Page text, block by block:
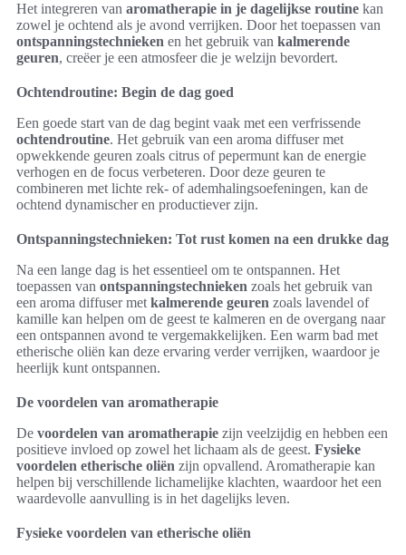
Het integreren van aromatherapie in je dagelijkse routine kan
zowel je ochtend als je avond verrijken. Door het toepassen van
ontspanningstechnieken en het gebruik van kalmerende
geuren, creëer je een atmosfeer die je welzijn bevordert.
Ochtendroutine: Begin de dag goed
Een goede start van de dag begint vaak met een verfrissende
ochtendroutine. Het gebruik van een aroma diffuser met
opwekkende geuren zoals citrus of pepermunt kan de energie
verhogen en de focus verbeteren. Door deze geuren te
combineren met lichte rek- of ademhalingsoefeningen, kan de
ochtend dynamischer en productiever zijn.
Ontspanningstechnieken: Tot rust komen na een drukke dag
Na een lange dag is het essentieel om te ontspannen. Het
toepassen van ontspanningstechnieken zoals het gebruik van
een aroma diffuser met kalmerende geuren zoals lavendel of
kamille kan helpen om de geest te kalmeren en de overgang naar
een ontspannen avond te vergemakkelijken. Een warm bad met
etherische oliën kan deze ervaring verder verrijken, waardoor je
heerlijk kunt ontspannen.
De voordelen van aromatherapie
De voordelen van aromatherapie zijn veelzijdig en hebben een
positieve invloed op zowel het lichaam als de geest. Fysieke
voordelen etherische oliën zijn opvallend. Aromatherapie kan
helpen bij verschillende lichamelijke klachten, waardoor het een
waardevolle aanvulling is in het dagelijks leven.
Fysieke voordelen van etherische oliën